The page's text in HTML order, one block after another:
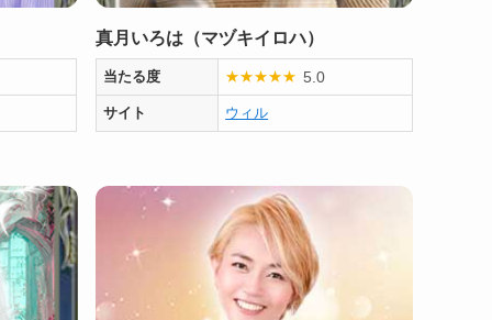
真月いろは（マヅキイロハ）
当たる度 ★★★★★ 5.0
サイト ウィル